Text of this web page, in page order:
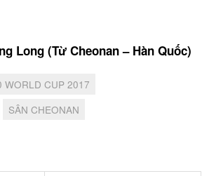
Long (Từ Cheonan – Hàn Quốc)
WORLD CUP 2017
SÂN CHEONAN